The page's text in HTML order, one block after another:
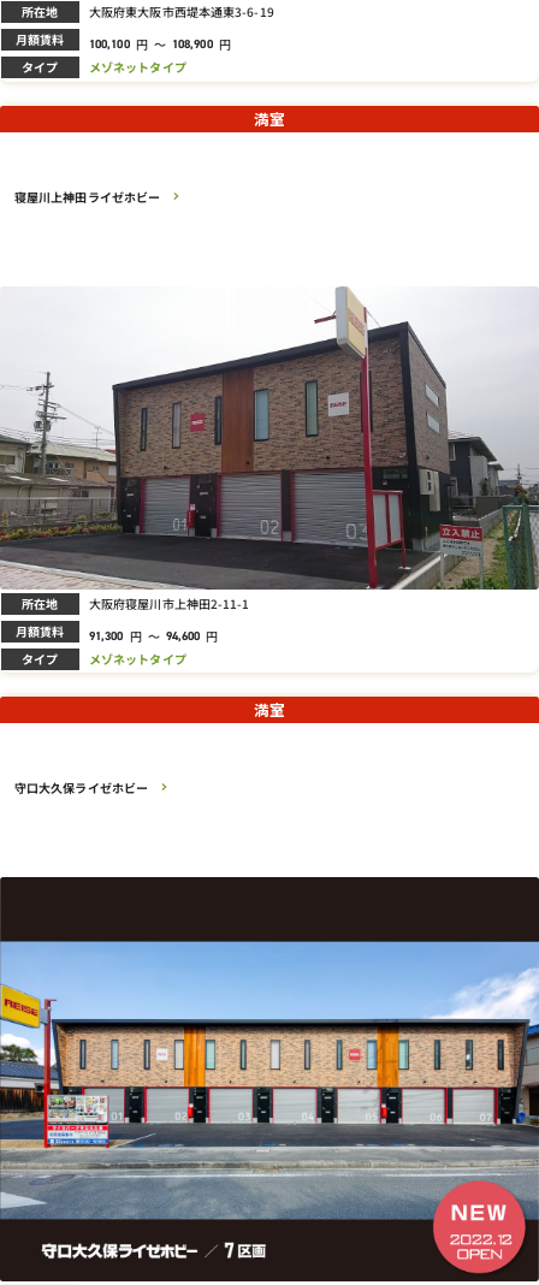
所在地 大阪府東大阪市西堤本通東3-6-19
月額賃料 100,100 円 ～ 108,900 円
タイプ メゾネットタイプ
寝屋川上神田ライゼホビー
満室
所在地 大阪府寝屋川市上神田2-11-1
月額賃料 91,300 円 ～ 94,600 円
タイプ メゾネットタイプ
守口大久保ライゼホビー
満室